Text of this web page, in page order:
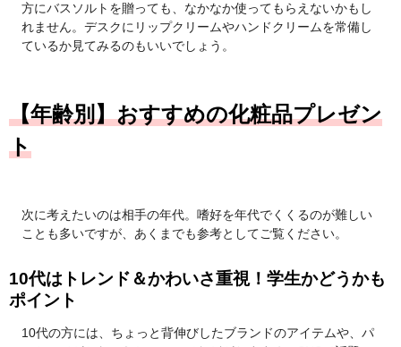
方にバスソルトを贈っても、なかなか使ってもらえないかもし
れません。デスクにリップクリームやハンドクリームを常備し
ているか見てみるのもいいでしょう。
【年齢別】おすすめの化粧品プレゼン
ト
次に考えたいのは相手の年代。嗜好を年代でくくるのが難しい
ことも多いですが、あくまでも参考としてご覧ください。
10代はトレンド＆かわいさ重視！学生かどうかも
ポイント
10代の方には、ちょっと背伸びしたブランドのアイテムや、パ